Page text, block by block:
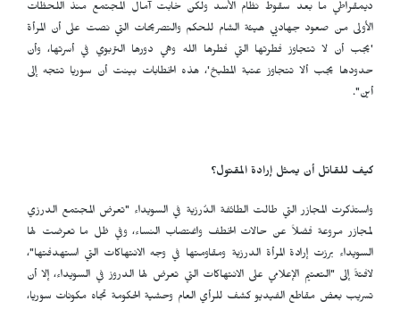
ديمقراطي ما بعد سقوط نظام الأسد ولكن خابت آمال المجتمع منذ اللحظات
الأولى من صعود جهاديي هيئة الشام للحكم والتصريحات التي نصت على أن المرأة
'يجب أن لا تتجاوز فطرتها التي فطرها الله وهي دورها التربوي في أسرتها، وأن
حدودها يجب ألا تتجاوز عتبة المطبخ'، هذه الخطابات بينت أن سوريا تتجه إلى
أين".
كيف للقاتل أن يمثل إرادة المقتول؟
واستذكرت المجازر التي طالت الطائفة الدُرزية في السويداء "تعرض المجتمع الدرزي
لمجازر مروعة فضلاً عن حالات الخطف واغتصاب النساء، وفي ظل ما تعرضت لها
السويداء برزت إرادة المرأة الدرزية ومقاومتها في وجه الانتهاكات التي استهدفتها"،
لافتةً إلى "التعتيم الإعلامي على الانتهاكات التي تعرض لها الدروز في السويداء، إلا أن
تسريب بعض مقاطع الفيديو كشف للرأي العام وحشية الحكومة تجاه مكونات سوريا،